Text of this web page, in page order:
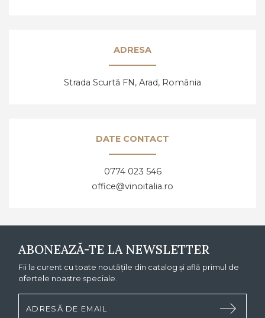
ADRESA
Strada Scurtă FN, Arad, România
DATE CONTACT
0774 023 546
office@vinoitalia.ro
ABONEAZĂ-TE LA NEWSLETTER
Fii la curent cu toate noutățile din catalog și află primul de
ofertele noastre speciale.